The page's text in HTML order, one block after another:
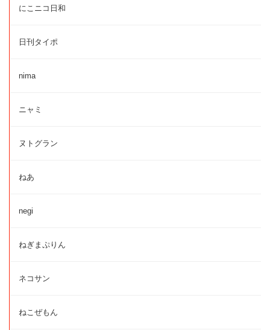
にこニコ日和
日刊タイポ
nima
ニャミ
ヌトグラン
ねあ
negi
ねぎまぷりん
ネコサン
ねこぜもん